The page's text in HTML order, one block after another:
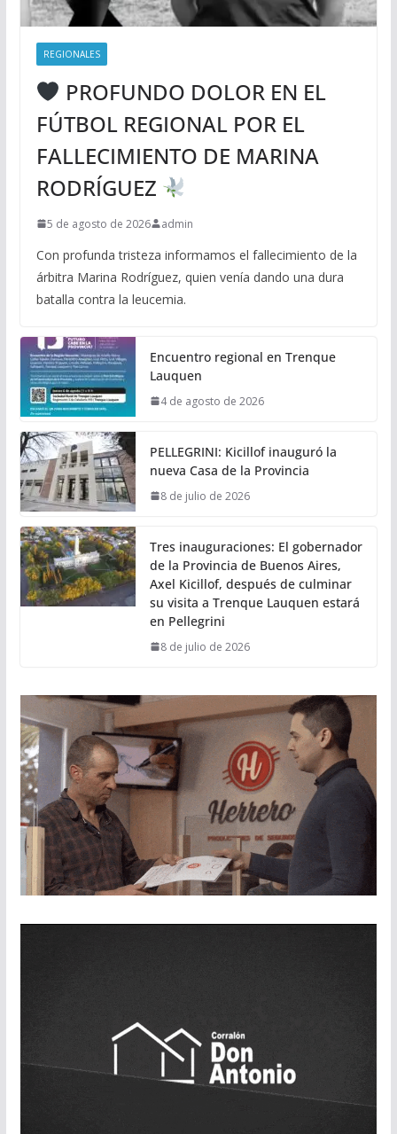
REGIONALES
PROFUNDO DOLOR EN EL
FÚTBOL REGIONAL POR EL
FALLECIMIENTO DE MARINA
RODRÍGUEZ
5 de agosto de 2026 admin
Con profunda tristeza informamos el fallecimiento de la
árbitra Marina Rodríguez, quien venía dando una dura
batalla contra la leucemia.
Encuentro regional en Trenque
Lauquen
4 de agosto de 2026
PELLEGRINI: Kicillof inauguró la
nueva Casa de la Provincia
8 de julio de 2026
Tres inauguraciones: El gobernador
de la Provincia de Buenos Aires,
Axel Kicillof, después de culminar
su visita a Trenque Lauquen estará
en Pellegrini
8 de julio de 2026